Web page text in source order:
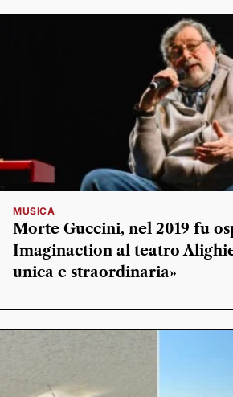
MUSICA
Morte Guccini, nel 2019 fu
Imaginaction al teatro
unica e straordinaria»